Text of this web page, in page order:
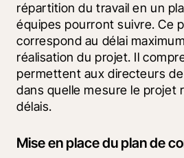
répartition du travail en un
équipes pourront suivre. Ce
correspond au délai
réalisation du projet. Il
permettent aux directeurs
dans quelle mesure le projet
délais.
Mise en place du plan de